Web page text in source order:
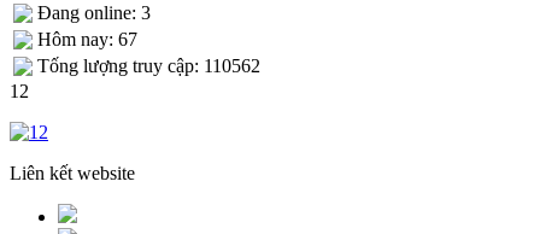
Đang online: 3
Hôm nay: 67
Tống lượng truy cập: 110562
12
Liên kết website